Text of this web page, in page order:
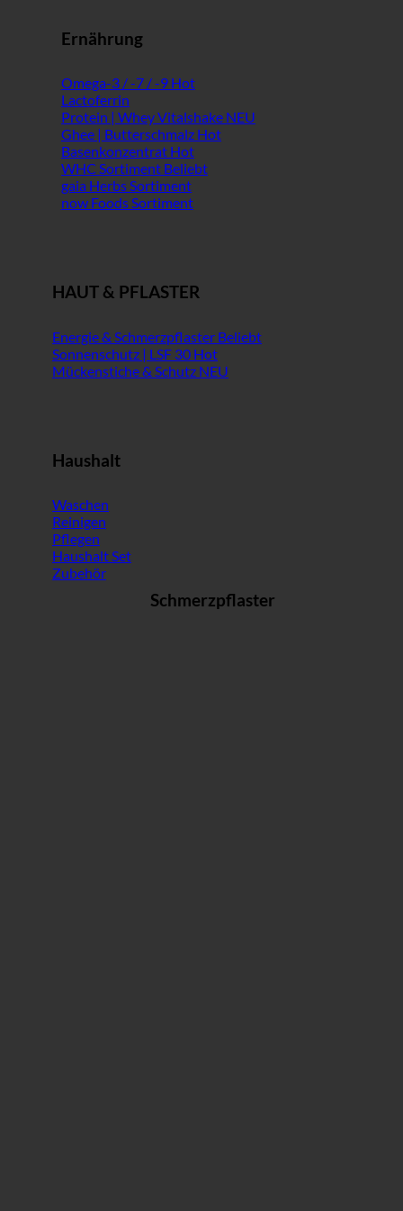
Ernährung
Omega-3 / -7 / -9
Lactoferrin
Protein | Whey Vitalshake
Ghee | Butterschmalz
Basenkonzentrat
WHC Sortiment
gaia Herbs Sortiment
now Foods Sortiment
HAUT & PFLASTER
Energie & Schmerzpflaster
Sonnenschutz | LSF 30
Mückenstiche & Schutz
Haushalt
Waschen
Reinigen
Pflegen
Haushalt Set
Zubehör
Schmerzpflaster